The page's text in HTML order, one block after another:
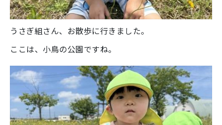
うさぎ組さん、お散歩に行きました。
ここは、小鳥の公園ですね。